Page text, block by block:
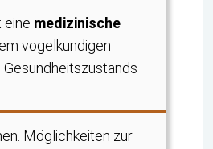
eine medizinische
vogelkundigen
Möglichkeiten zur